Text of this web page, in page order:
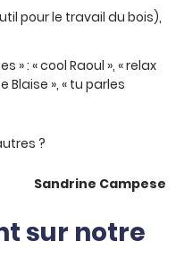
pour le travail du bois),
» : « cool Raoul », « relax
Blaise », « tu parles
?
Sandrine Campese
sur notre